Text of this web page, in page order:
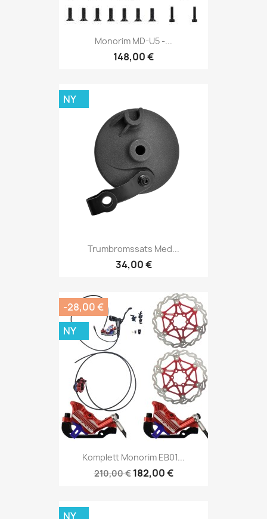
Monorim MD-U5 -...
148,00 €
Trumbromssats Med...
34,00 €
NY
Komplett Monorim EB01...
210,00 € 182,00 €
-28,00 €
NY
NY